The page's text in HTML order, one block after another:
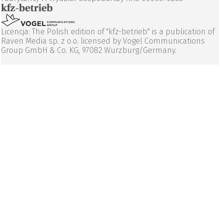
Licencja: The Polish edition of "kfz-betrieb" is a publication of
Raven Media sp. z o.o. licensed by Vogel Communications
Group GmbH & Co. KG, 97082 Wurzburg/Germany.